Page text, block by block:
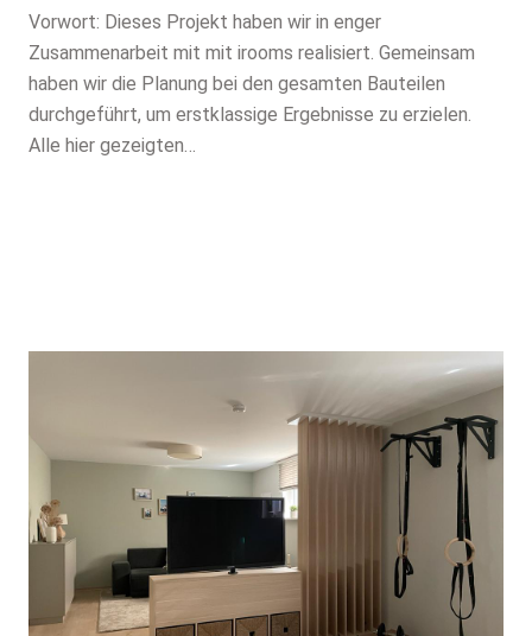
Vorwort: Dieses Projekt haben wir in enger
Zusammenarbeit mit mit irooms realisiert. Gemeinsam
haben wir die Planung bei den gesamten Bauteilen
durchgeführt, um erstklassige Ergebnisse zu erzielen.
Alle hier gezeigten…